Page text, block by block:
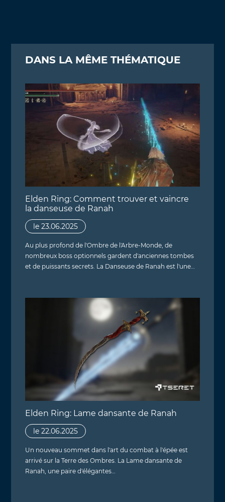
DANS LA MÊME THÉMATIQUE
Elden Ring: Comment trouver et vaincre
la danseuse de Ranah
le 23.06.2025
Au plus profond de l'Ombre de l'Arbre-Monde, de
nombreux boss optionnels gardent d'anciennes tombes
et de puissants secrets. La Danseuse de Ranah est l'une…
Elden Ring: Lame dansante de Ranah
le 22.06.2025
Un nouveau sommet dans l'art du combat à l'épée est
arrivé sur la Terre des Ombres. La Lame dansante de
Ranah, une paire d'élégantes…